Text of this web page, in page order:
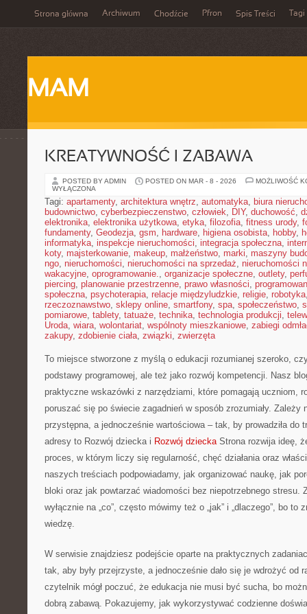
Strona główna Archiwum Chodźcie Pfron Spis Treści Tagi
MAM
KREATYWNOŚĆ I ZABAWA
POSTED BY ADMIN POSTED ON MAR - 8 - 2026
MOŻLIWOŚĆ
WYŁĄCZONA
Tagi: apartamenty, architektura wnętrz, automatyka, biura
budownictwo, cyberbezpieczenstwo, człowiek, DIY, duchowość,
elektronika, elektronika użytkowa, etyka, filozofia, fitness urody,
fundamenty, Geodezja, gsm, hardware, higiena osobista, hobby,
informatyka, inspekcje nieruchomości, integracja społeczna,
koty, majsterkowanie, makeup, małżeństwo, marki, maszyny
ngo, nieruchomości, nieruchomości na sprzedaż, nieruchomości
wakacyjne, oprogramowanie., organizacje społeczne, outlety,
piercing, planowanie przestrzenne, prawo własności,
społeczna, psychoterapia, relacje międzyludzkie, religie, robotyka
rzeczoznawstwo, sklepy online, smartfony, spa, społeczeństwo,
pomiarowe, tablety, tatuaże, technika, technologia produkcji,
Uroda, wiara, wolontariat, wspólnoty mieszkaniowe, zabiegi
zakupy, zdobienie ciała, związki, zwierzęta
To miejsce stworzone z myślą o edukacji rozumianej szeroko,
podstawy programowej, ale też jako rozwój kompetencji. Nasz
praktyczne wskazówki z narzędziami, które pomagają uczniom,
poruszać się po świecie zagadnień w sposób zrozumiały. Zależy
przystępna, a jednocześnie wartościowa – tak, by prowadziła do
adresy to Rozwój dziecka i Rozwój dzieckaStrona rozwija ideę,
proces, w którym liczy się regularność, chęć działania oraz
naszych treściach podpowiadamy, jak organizować naukę, jak
bloki oraz jak powtarzać wiadomości bez niepotrzebnego stresu.
wyłącznie na „co”, często mówimy też o „jak” i „dlaczego”, bo to
wiedzę.
W serwisie znajdziesz podejście oparte na praktycznych
tak, aby były przejrzyste, a jednocześnie dało się je wdrożyć od
czytelnik mógł poczuć, że edukacja nie musi być sucha, bo
dobrą zabawą. Pokazujemy, jak wykorzystywać codzienne